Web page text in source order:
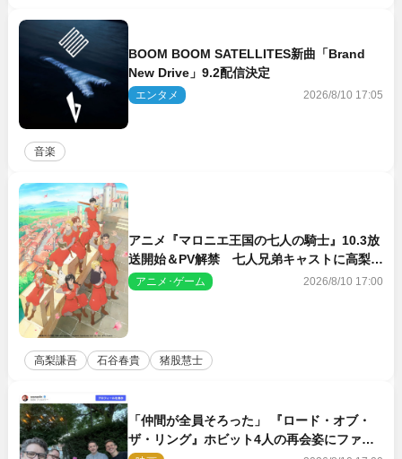
BOOM BOOM SATELLITES新曲「Brand
New Drive」9.2配信決定
エンタメ 2026/8/10 17:05
音楽
アニメ『マロニエ王国の七人の騎士』10.3放
送開始＆PV解禁 七人兄弟キャストに高梨謙
吾、川島零士ら
アニメ･ゲーム 2026/8/10 17:00
高梨謙吾 石谷春貴 猪股慧士
「仲間が全員そろった」 『ロード・オブ・
ザ・リング』ホビット4人の再会姿にファン